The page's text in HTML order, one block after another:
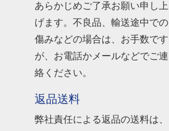
あらかじめご了承お願い申し上
げます。不良品、輸送途中での
傷みなどの場合は、お手数です
が、お電話かメールなどでご連
絡ください。
返品送料
弊社責任による返品の送料は、